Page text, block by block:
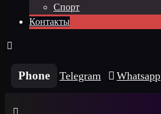
Спорт
Контакты
Phone Telegram Whatsapp